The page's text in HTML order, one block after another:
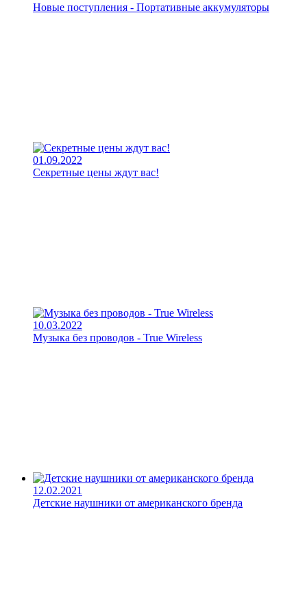
Новые поступления - Портативные аккумуляторы
01.09.2022
Секретные цены ждут вас!
10.03.2022
Музыка без проводов - True Wireless
12.02.2021
Детские наушники от американского бренда